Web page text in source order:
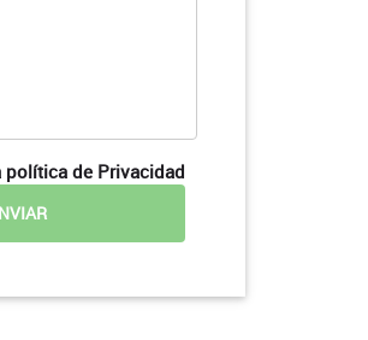
política de Privacidad